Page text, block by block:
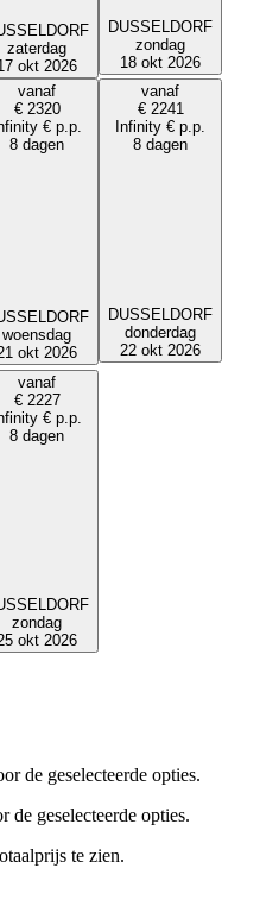
zaterdag
okt 2026
DUSSELDORF
zondag
18 okt 2026
vanaf
€ 2320
€ p.p.
8 dagen
woensdag
okt 2026
vanaf
€ 2241
Infinity € p.p.
8 dagen
DUSSELDORF
donderdag
22 okt 2026
vanaf
€ 2227
€ p.p.
8 dagen
zondag
okt 2026
de geselecteerde opties.
de geselecteerde opties.
te zien.